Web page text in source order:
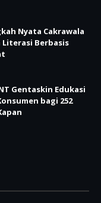
Nyata Cakrawala
Berbasis
Gentaskin Edukasi
bagi 252